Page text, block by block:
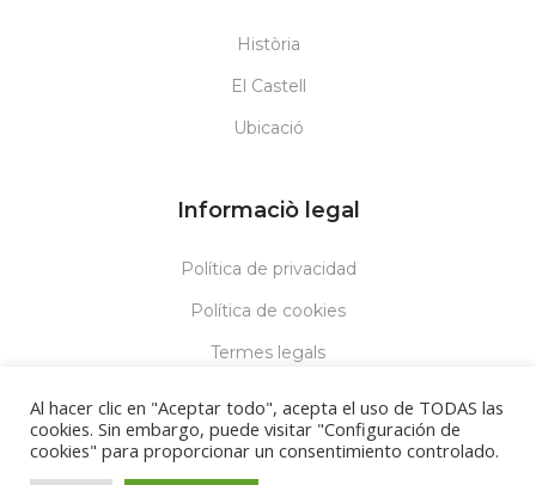
Història
El Castell
Ubicació
Informaciò legal
Política de privacidad
Política de cookies
Termes legals
Al hacer clic en "Aceptar todo", acepta el uso de TODAS las
cookies. Sin embargo, puede visitar "Configuración de
cookies" para proporcionar un consentimiento controlado.